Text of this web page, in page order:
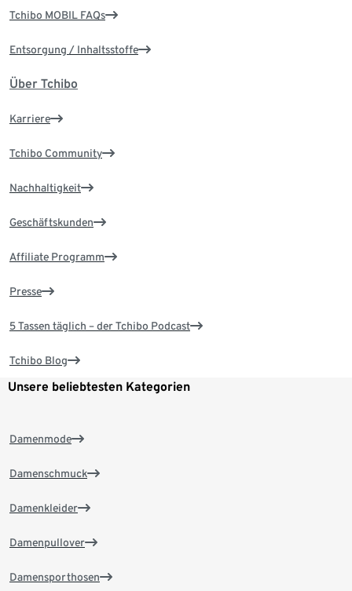
Tchibo MOBIL FAQs
Entsorgung / Inhaltsstoffe
Über Tchibo
Karriere
Tchibo Community
Nachhaltigkeit
Geschäftskunden
Affiliate Programm
Presse
5 Tassen täglich – der Tchibo Podcast
Tchibo Blog
Unsere beliebtesten Kategorien
Damenmode
Damenschmuck
Damenkleider
Damenpullover
Damensporthosen